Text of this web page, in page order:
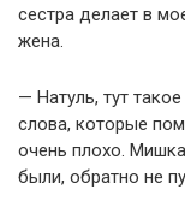
сестра делает в
жена.
— Натуль, тут
слова, которые
очень плохо.
были, обратно не